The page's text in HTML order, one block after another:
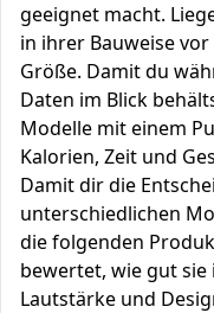
geeignet macht.
in ihrer Bauweise
Größe. Damit du
Daten im Blick
Modelle mit einem
Kalorien, Zeit und
Damit dir die
unterschiedlichen
die folgenden
bewertet, wie gut
Lautstärke und